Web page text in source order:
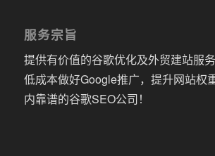
服务宗旨
提供有价值的谷歌优化及外贸建站服
低成本做好Google推广，提升网站权
内靠谱的谷歌SEO公司！